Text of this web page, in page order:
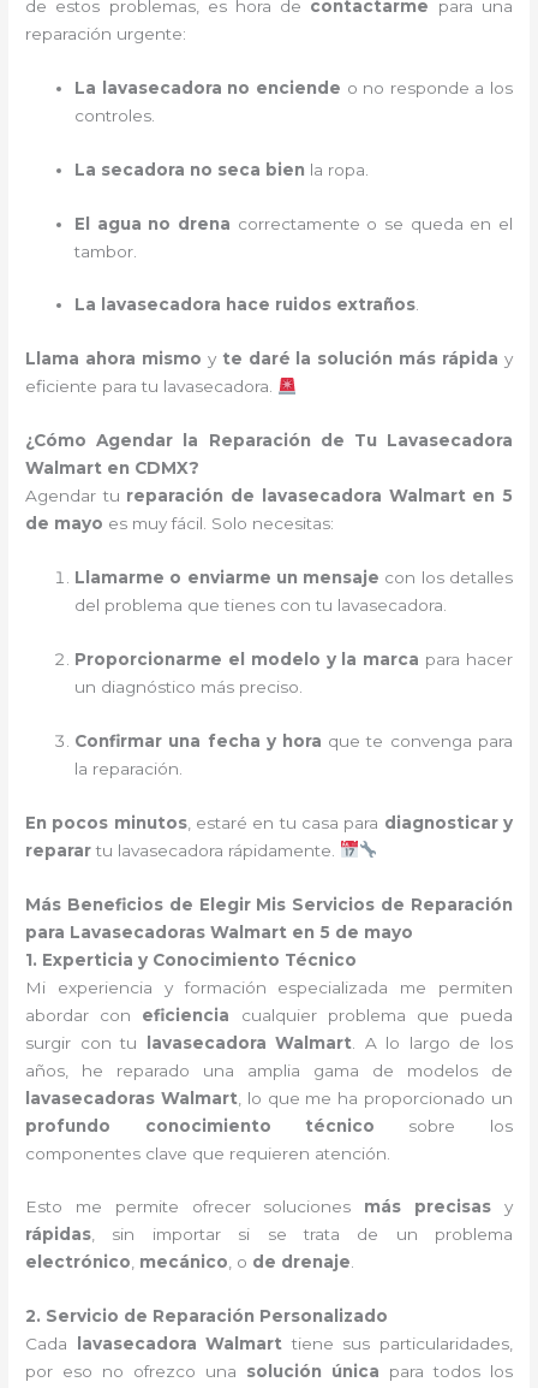
de estos problemas, es hora de contactarme para una
reparación urgente:
La lavasecadora no enciende o no responde a los
controles.
La secadora no seca bien la ropa.
El agua no drena correctamente o se queda en el
tambor.
La lavasecadora hace ruidos extraños.
Llama ahora mismo y te daré la solución más rápida y
eficiente para tu lavasecadora.
¿Cómo Agendar la Reparación de Tu Lavasecadora
Walmart en CDMX?
Agendar tu reparación de lavasecadora Walmart en 5
de mayo es muy fácil. Solo necesitas:
Llamarme o enviarme un mensaje con los detalles
del problema que tienes con tu lavasecadora.
Proporcionarme el modelo y la marca para hacer
un diagnóstico más preciso.
Confirmar una fecha y hora que te convenga para
la reparación.
En pocos minutos, estaré en tu casa para diagnosticar y
reparartu lavasecadora rápidamente.
Más Beneficios de Elegir Mis Servicios de Reparación
para Lavasecadoras Walmart en 5 de mayo
1. Experticia y Conocimiento Técnico
Mi experiencia y formación especializada me permiten
abordar con eficiencia cualquier problema que pueda
surgir con tu lavasecadora Walmart . A lo largo de los
años, he reparado una amplia gama de modelos de
lavasecadoras Walmart , lo que me ha proporcionado un
profundo conocimiento técnico sobre los
componentes clave que requieren atención.
Esto me permite ofrecer soluciones más precisas y
rápidas, sin importar si se trata de un problema
electrónico, mecánico, o de drenaje.
2. Servicio de Reparación Personalizado
Cada
lavasecadora Walmart tiene sus particularidades,
por eso no ofrezco una solución única para todos los